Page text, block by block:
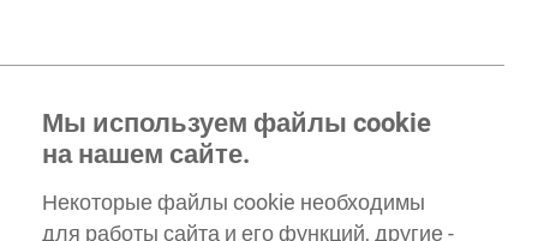
Мы используем файлы cookie
на нашем сайте.
Некоторые файлы cookie необходимы
для работы сайта и его функций, другие -